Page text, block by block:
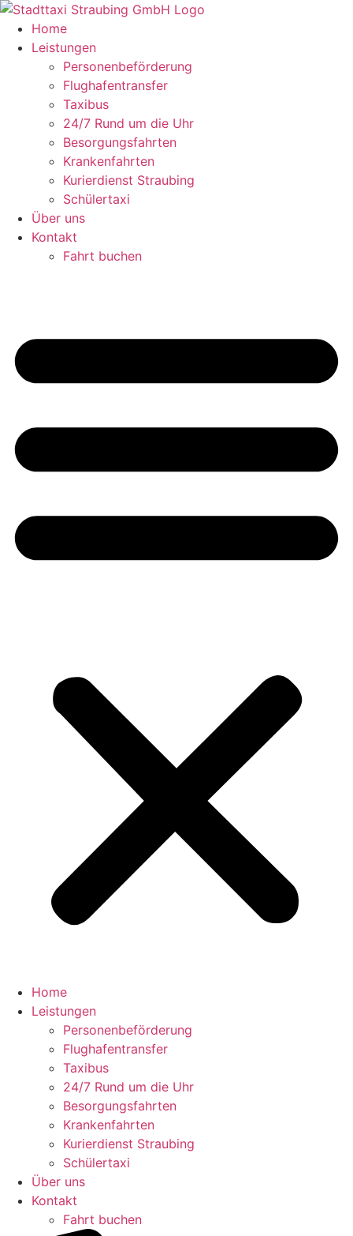
Zum
Inhalt
springen
Home
Leistungen
Personenbeförderung
Flughafentransfer
Taxibus
24/7 Rund um die Uhr
Besorgungsfahrten
Krankenfahrten
Kurierdienst Straubing
Schülertaxi
Über uns
Kontakt
Fahrt buchen
Home
Leistungen
Personenbeförderung
Flughafentransfer
Taxibus
24/7 Rund um die Uhr
Besorgungsfahrten
Krankenfahrten
Kurierdienst Straubing
Schülertaxi
Über uns
Kontakt
Fahrt buchen